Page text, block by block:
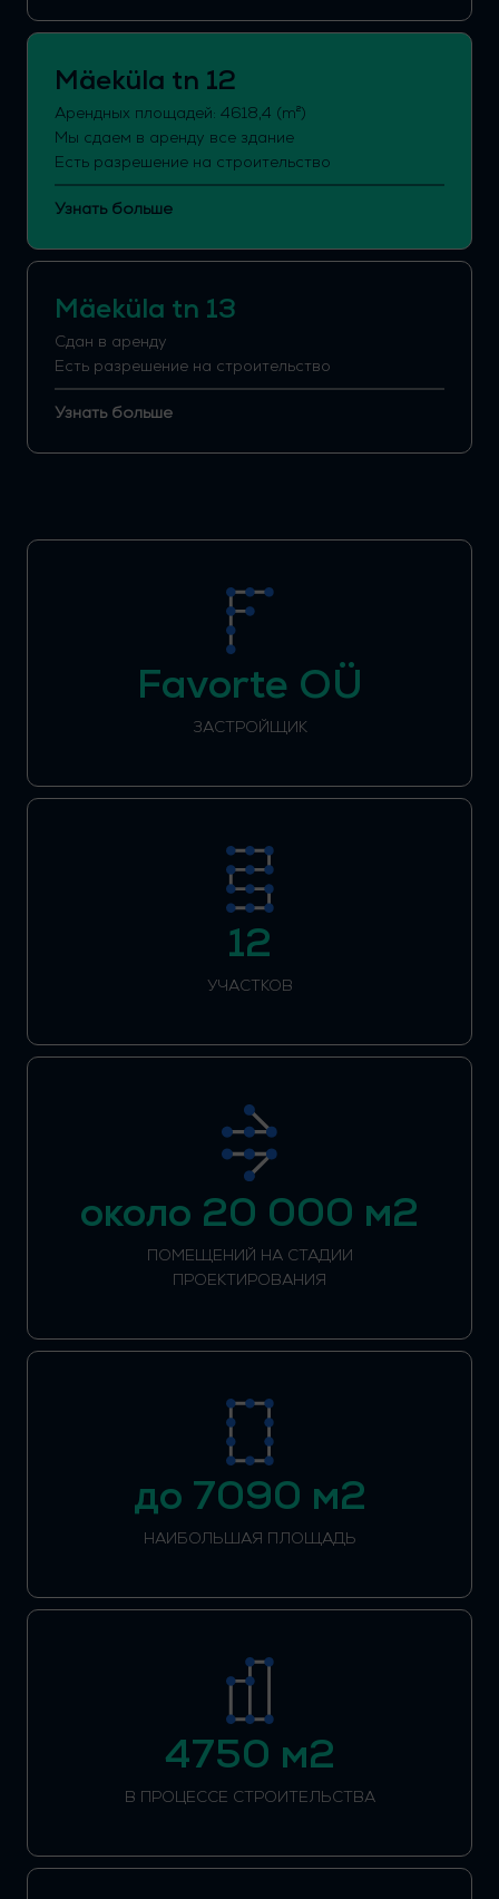
Mäeküla tn 12
Арендных площадей: 4618,4 (m²)
Мы сдаем в аренду все здание
Есть разрешение на строительство
Узнать больше
Mäeküla tn 13
Сдан в аренду
Есть разрешение на строительство
Узнать больше
Favorte OÜ
ЗАСТРОЙЩИК
12
УЧАСТКОВ
около 20 000 м2
ПОМЕЩЕНИЙ НА СТАДИИ
ПРОЕКТИРОВАНИЯ
до 7090 м2
НАИБОЛЬШАЯ ПЛОЩАДЬ
4750 м2
В ПРОЦЕССЕ СТРОИТЕЛЬСТВА